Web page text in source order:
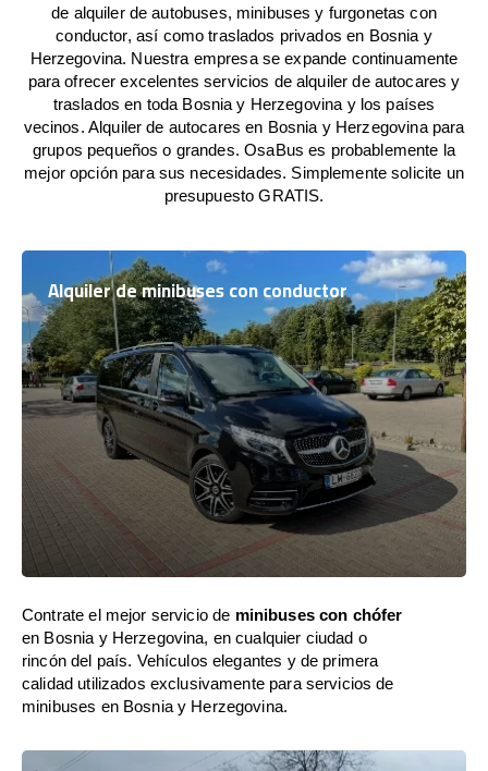
de alquiler de autobuses, minibuses y furgonetas con
conductor, así como traslados privados en Bosnia y
Herzegovina. Nuestra empresa se expande continuamente
para ofrecer excelentes servicios de alquiler de autocares y
traslados en toda Bosnia y Herzegovina y los países
vecinos. Alquiler de autocares en Bosnia y Herzegovina para
grupos pequeños o grandes. OsaBus es probablemente la
mejor opción para sus necesidades. Simplemente solicite un
presupuesto GRATIS.
Alquiler de minibuses con conductor
Contrate el mejor servicio de minibuses con chófer
en Bosnia y Herzegovina, en cualquier ciudad o
rincón del país. Vehículos elegantes y de primera
calidad utilizados exclusivamente para servicios de
minibuses en Bosnia y Herzegovina.